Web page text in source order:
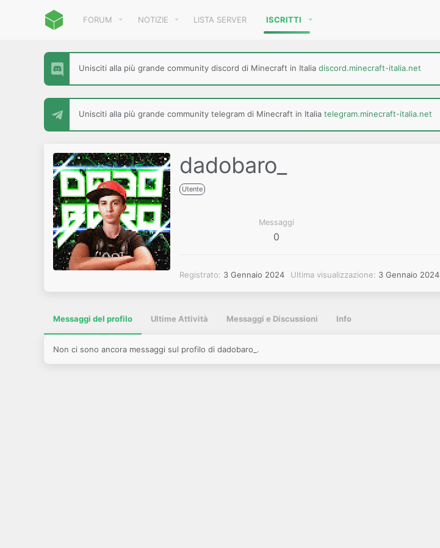
FORUM NOTIZIE LISTA SERVER ISCRITTI
Unisciti alla più grande community discord di Minecraft in Italia discord.minecraft-italia.net
Unisciti alla più grande community telegram di Minecraft in Italia telegram.minecraft-italia.net
dadobaro_
Utente
Messaggi
0
Registrato 3 Gennaio 2024 Ultima visualizzazione 3 Gennaio 2024
Messaggi del profilo Ultime Attività Messaggi e Discussioni Info
Non ci sono ancora messaggi sul profilo di dadobaro_.